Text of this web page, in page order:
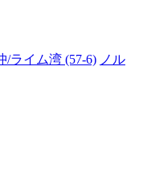
/ライム湾 (57-6) ノル